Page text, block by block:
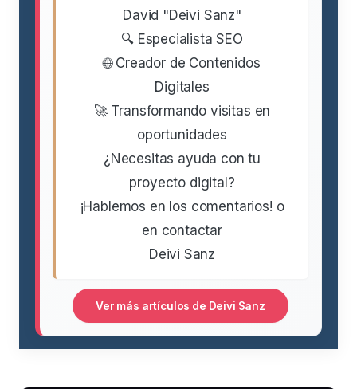
David "Deivi Sanz"
🔍 Especialista SEO
🌐 Creador de Contenidos
Digitales
🚀 Transformando visitas en
oportunidades
¿Necesitas ayuda con tu
proyecto digital?
¡Hablemos en los comentarios! o
en contactar
Deivi Sanz
Ver más artículos de Deivi Sanz